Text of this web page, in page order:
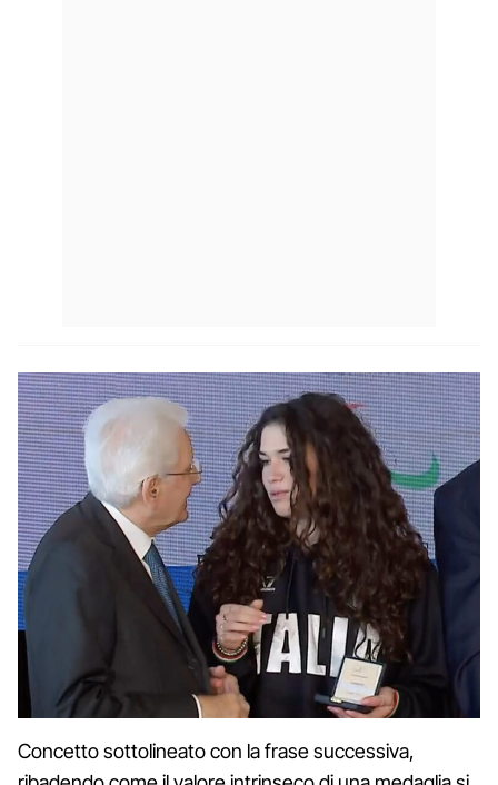
Concetto sottolineato con la frase successiva,